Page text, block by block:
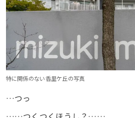
特に関係のない香里ケ丘の写真
…つっ